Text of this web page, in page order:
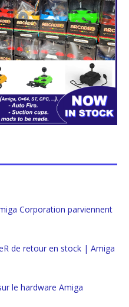
Corporation parviennent
de retour en stock | Amiga
le hardware Amiga